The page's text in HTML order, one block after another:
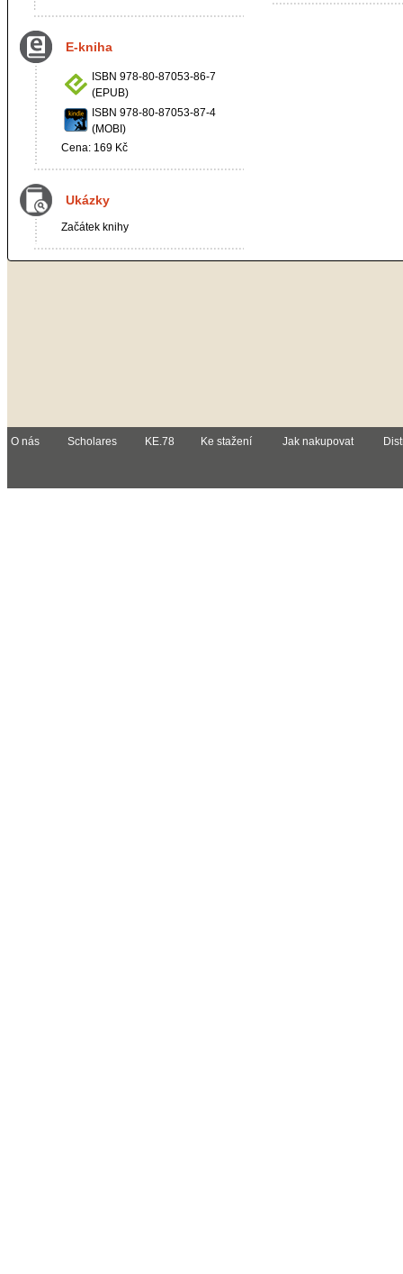
E-kniha
ISBN 978-80-87053-86-7
(EPUB)
ISBN 978-80-87053-87-4
(MOBI)
Cena: 169 Kč
Ukázky
Začátek knihy
O nás Scholares KE.78 Ke stažení Jak nakupovat